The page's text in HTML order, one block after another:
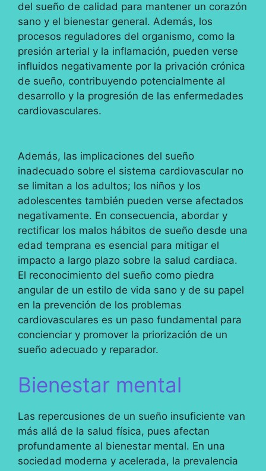
del sueño de calidad para mantener un corazón
sano y el bienestar general. Además, los
procesos reguladores del organismo, como la
presión arterial y la inflamación, pueden verse
influidos negativamente por la privación crónica
de sueño, contribuyendo potencialmente al
desarrollo y la progresión de las enfermedades
cardiovasculares.
Además, las implicaciones del sueño
inadecuado sobre el sistema cardiovascular no
se limitan a los adultos; los niños y los
adolescentes también pueden verse afectados
negativamente. En consecuencia, abordar y
rectificar los malos hábitos de sueño desde una
edad temprana es esencial para mitigar el
impacto a largo plazo sobre la salud cardiaca.
El reconocimiento del sueño como piedra
angular de un estilo de vida sano y de su papel
en la prevención de los problemas
cardiovasculares es un paso fundamental para
concienciar y promover la priorización de un
sueño adecuado y reparador.
Bienestar mental
Las repercusiones de un sueño insuficiente van
más allá de la salud física, pues afectan
profundamente al bienestar mental. En una
sociedad moderna y acelerada, la prevalencia